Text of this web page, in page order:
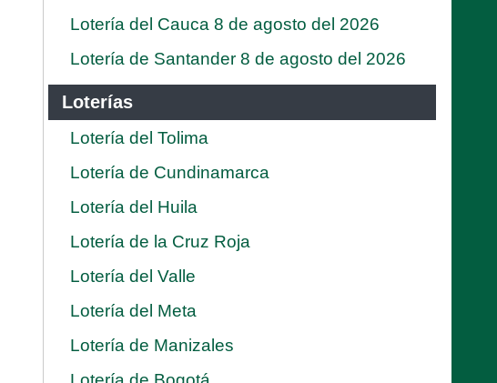
Lotería del Cauca 8 de agosto del 2026
Lotería de Santander 8 de agosto del 2026
Loterías
Lotería del Tolima
Lotería de Cundinamarca
Lotería del Huila
Lotería de la Cruz Roja
Lotería del Valle
Lotería del Meta
Lotería de Manizales